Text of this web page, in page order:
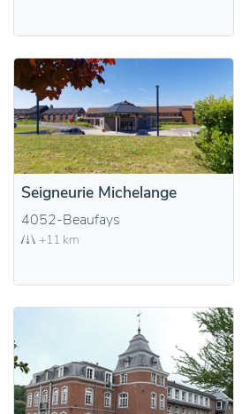
Seigneurie Michelange
4052-Beaufays
+11 km